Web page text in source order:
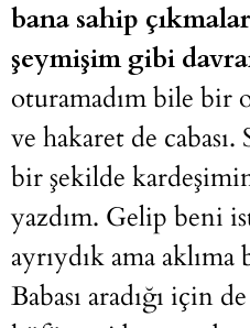
bana sahip
şeymişim gibi
oturamadım bile bir
ve hakaret de
bir şekilde
yazdım. Gelip beni
ayrıydık ama
Babası aradığı için